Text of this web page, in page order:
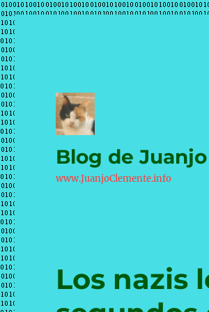
Blog de
www.JuanjoClemente.info
Los nazis